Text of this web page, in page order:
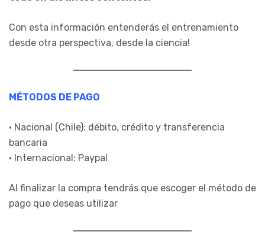
Con esta información entenderás el entrenamiento
desde otra perspectiva, desde la ciencia!
MÉTODOS DE PAGO
• Nacional (Chile): débito, crédito y transferencia
bancaria
• Internacional: Paypal
Al finalizar la compra tendrás que escoger el método de
pago que deseas utilizar